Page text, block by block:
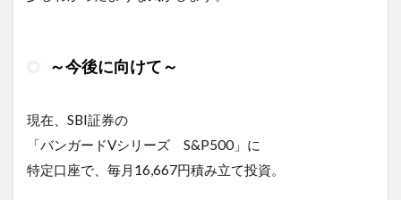
～今後に向けて～
現在、SBI証券の
「バンガードVシリーズ S&P500」に
特定口座で、毎月16,667円積み立て投資。